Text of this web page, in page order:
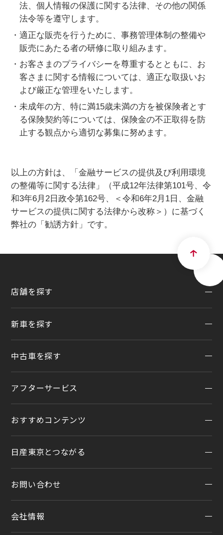
法、個人情報の保護に関する法律、その他の関係
法令等を遵守します。
・適正な販売を行うために、事務管理体制の整備や
販売にあたる者の研修に取り組みます。
・お客さまのプライバシーを尊重するとともに、お
客さまに関する情報については、適正な取扱いお
よび厳正な管理をいたします。
・未成年の方、特に満15歳未満の方を被保険者とす
る保険契約等については、保険金の不正取得を防
止する観点から適切な募集に努めます。
以上の方針は、「金融サービスの提供及び利用環境
の整備等に関する法律」（平成12年法律第101号、令
和3年6月2日政令第162号、＜令和6年2月1日、金融
サービスの提供に関する法律から改称＞）に基づく
弊社の「勧誘方針」です。
店舗を探す
地域から探す
店舗リニューアル情報
店舗統合・移転のお知らせ
新車を探す
試乗車・展示車検索
クルマのサブスク（P.O.P）
法人リースオンライン受付
オンライン相談予約
オンライン見積り
カタログ請求
中古車を探す
在庫車一覧
アフターサービス
アフターサービスTOP
メンテプロパック
おすすめコンテンツ
おすすめコンテンツ
日産東京とつながる
公式LINEアカウント
公式Youtubeアカウント
お問い合わせ
お問い合わせTOP
会社情報